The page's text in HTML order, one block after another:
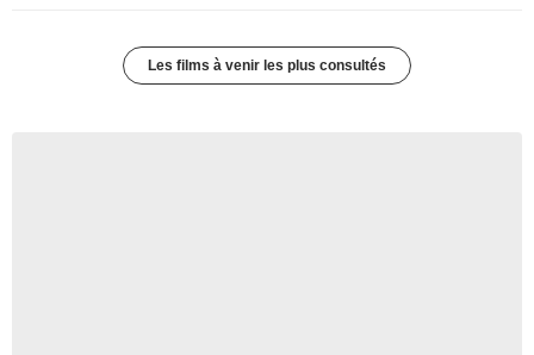
Les films à venir les plus consultés